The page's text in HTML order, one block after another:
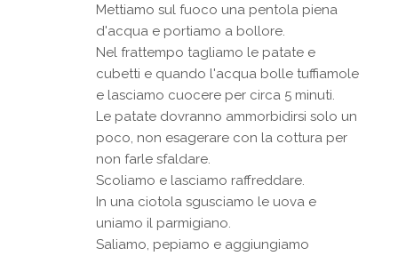
Mettiamo sul fuoco una pentola piena
d'acqua e portiamo a bollore.
Nel frattempo tagliamo le patate e
cubetti e quando l'acqua bolle tuffiamole
e lasciamo cuocere per circa 5 minuti.
Le patate dovranno ammorbidirsi solo un
poco, non esagerare con la cottura per
non farle sfaldare.
Scoliamo e lasciamo raffreddare.
In una ciotola sgusciamo le uova e
uniamo il parmigiano.
Saliamo, pepiamo e aggiungiamo